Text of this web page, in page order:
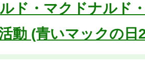
ルド・マクドナルド
動 (青いマックの日